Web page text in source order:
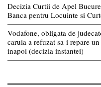
Decizia Curtii de Apel
Banca pentru Locuinte si
Vodafone, obligata de
caruia a refuzat sa-i repare
inapoi (decizia instantei)